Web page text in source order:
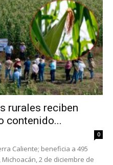
rurales reciben
contenido...
0
Caliente; beneficia a 495
2 de diciembre de